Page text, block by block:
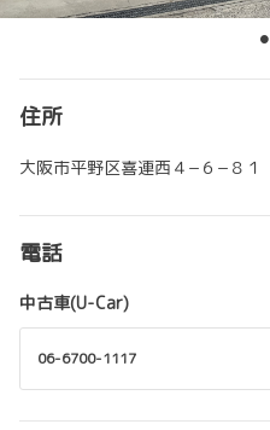
住所
大阪市平野区喜連西４−６−８１
電話
中古車(U-Car)
06-6700-1117